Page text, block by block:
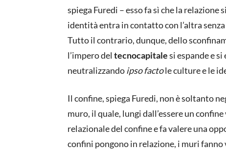
spiega Furedi – esso fa sì che la
identità entra in contatto con l’altra
Tutto il contrario, dunque, dello
l’impero del tecnocapitalesi espande e
neutralizzandoipso factole culture e le
Il confine, spiega Furedi, non è soltanto
muro, il quale, lungi dall’essere un
relazionale del confine e fa valere una
confini pongono in relazione, i muri